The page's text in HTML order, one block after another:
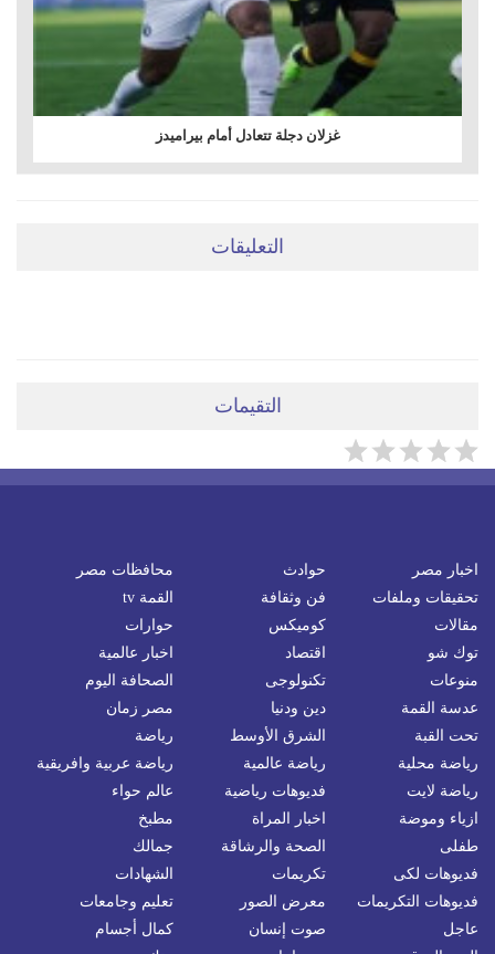
غزلان دجلة تتعادل أمام بيراميدز
التعليقات
التقيمات
اخبار مصر حوادث
محافظات مصر
تحقيقات وملفات
فن وثقافة
القمة tv
مقالات
كوميكس
حوارات
توك شو
اقتصاد
اخبار عالمية
منوعات
تكنولوجى
الصحافة اليوم
عدسة القمة
دين ودنيا
مصر زمان
تحت القبة
الشرق الأوسط
رياضة
رياضة محلية
رياضة عالمية
رياضة عربية وافريقية
رياضة لايت
فديوهات رياضية
عالم حواء
ازياء وموضة
اخبار المراة
مطبخ
طفلى
الصحة والرشاقة
جمالك
فديوهات لكى
تكريمات
الشهادات
فديوهات التكريمات
معرض الصور
تعليم وجامعات
عاجل
صوت إنسان
كمال أجسام